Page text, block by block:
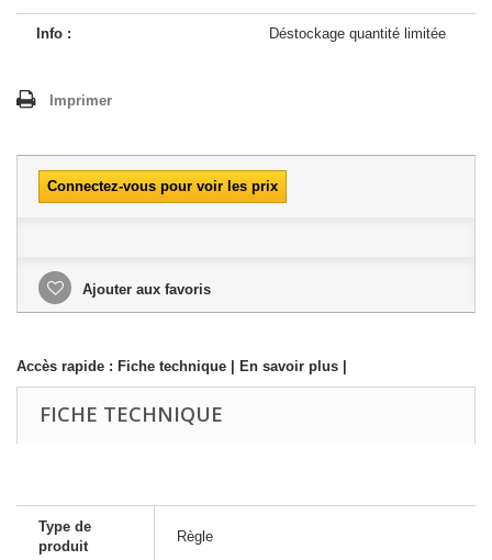
Info : Déstockage quantité limitée
Imprimer
Connectez-vous pour voir les prix
Ajouter aux favoris
Accès rapide : Fiche technique En savoir plus
FICHE TECHNIQUE
Type de
produit
Règle